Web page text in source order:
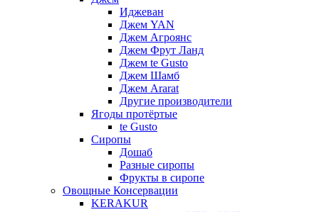
Иджеван
Джем YAN
Джем Агроянс
Джем Фрут Ланд
Джем te Gusto
Джем Шамб
Джем Ararat
Другие производители
Ягоды протёртые
te Gusto
Сиропы
Дошаб
Разные сиропы
Фрукты в сиропе
Овощные Консервации
KERAKUR